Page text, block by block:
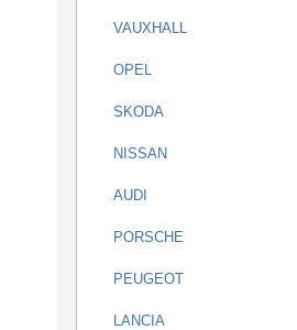
VAUXHALL
OPEL
SKODA
NISSAN
AUDI
PORSCHE
PEUGEOT
LANCIA